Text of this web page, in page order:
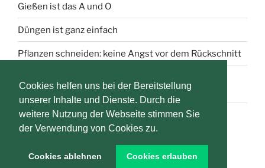
Cookies helfen uns bei der Bereitstellung
unserer Inhalte und Dienste. Durch die
weitere Nutzung der Webseite stimmen Sie
der Verwendung von Cookies zu.
Cookies ablehnen Cookies erlauben
Gießen ist das A und O
Düngen ist ganz einfach
Pflanzen schneiden: keine Angst vor dem Rückschnitt
behandeln
Datenschutzerklärung
Mit Stolz präsentiert von